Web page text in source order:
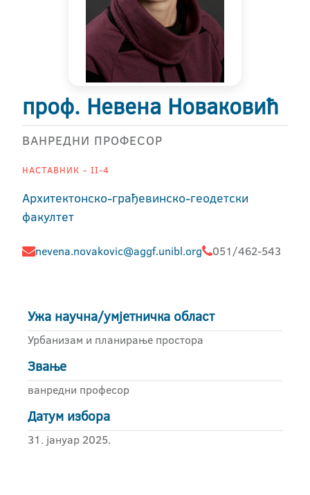
проф. Невена Новаковић
ВАНРЕДНИ ПРОФЕСОР
НАСТАВНИК - II-4
Архитектонско-грађевинско-геодетски
факултет
nevena.novakovic@aggf.unibl.org 051/462-543
Ужа научна/умјетничка област
Урбанизам и планирање простора
Звање
ванредни професор
Датум избора
31. јануар 2025.